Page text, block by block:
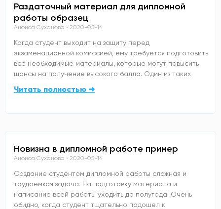
Раздаточный материал для дипломной
работы образец
Анфиса Суханова 2020-05-14
Когда студент выходит на защиту перед
экзаменационной комиссией, ему требуется подготовить
все необходимые материалы, которые могут повысить
шансы на получение высокого балла. Один из таких
Читать полностью ➜
Новизна в дипломной работе пример
Анфиса Суханова 2020-05-14
Создание студентом дипломной работы сложная и
трудоемкая задача. На подготовку материала и
написание всей работы уходить до полугода. Очень
обидно, когда студент тщательно подошел к